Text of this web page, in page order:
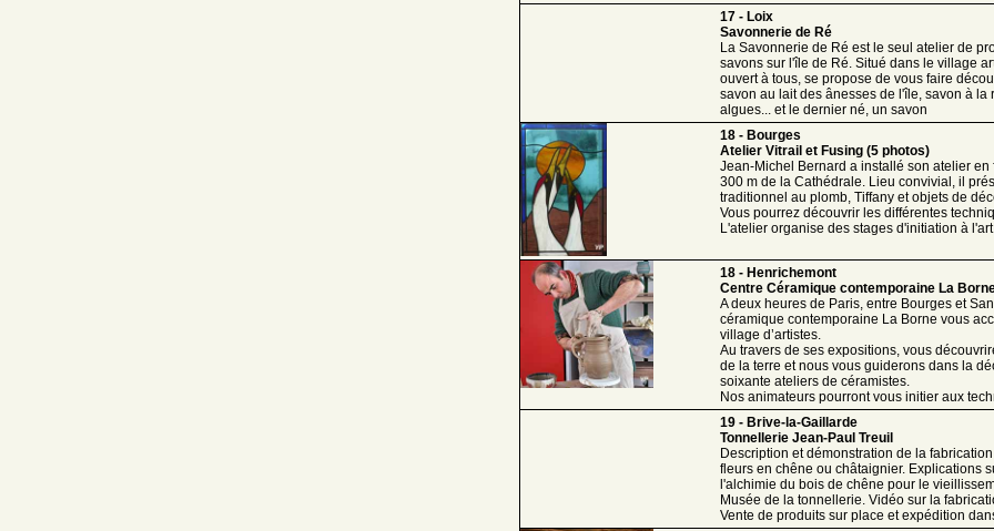
17 - Loix
Savonnerie de Ré
La Savonnerie de Ré est le seul atelier de
savons sur l'île de Ré. Situé dans le village
ouvert à tous, se propose de vous faire
savon au lait des ânesses de l'île, savon à la
algues... et le dernier né, un savon
18 - Bourges
Atelier Vitrail et Fusing (5 photos)
Jean-Michel Bernard a installé son atelier
300 m de la Cathédrale. Lieu convivial, il
traditionnel au plomb, Tiffany et objets de
Vous pourrez découvrir les différentes
L'atelier organise des stages d'initiation à
18 - Henrichemont
Centre Céramique contemporaine La
A deux heures de Paris, entre Bourges et
céramique contemporaine La Borne vous
village d’artistes.
Au travers de ses expositions, vous
de la terre et nous vous guiderons dans la
soixante ateliers de céramistes.
Nos animateurs pourront vous initier aux
19 - Brive-la-Gaillarde
Tonnellerie Jean-Paul Treuil
Description et démonstration de la
fleurs en chêne ou châtaignier. Explications
l'alchimie du bois de chêne pour le
Musée de la tonnellerie. Vidéo sur la
Vente de produits sur place et expédition